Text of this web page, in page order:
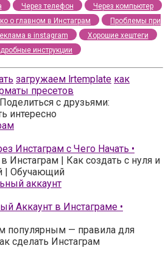
Через телефон
Через компьютер
о главном в Инстаграм
Проблемы при
в instagram
Хорошие хештеги
инструкции
загружаем lrtemplate как
пресетов
с друзьями:
интересно
Инстаграм с Чего Начать •
Инстаграм | Как создать с нуля и
| Обучающий
Аккаунт в Инстаграме •
популярным — правила для
сделать Инстаграм